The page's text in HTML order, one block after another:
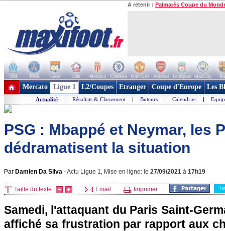
A retenir : Palmarès Coupe du
OM PSG Lyon Lille Monaco Chelsea Man Utd Arsenal Liverpool ManCity
+ de clubs
Mercato Ligue 1 L2/Coupes Etranger Coupe d'Europe Les
Actualité | Résultats & Classement | Buteurs | Calendrier |
PSG : Mbappé et Neymar, les
dédramatisent la situation
Par Damien Da Silva -Actu Ligue 1, Mise en ligne: le 27/09/2021 à 17h19
Taille du texte: Email Imprimer
Samedi, l'attaquant du Paris Saint-
affiché sa frustration par rapport aux